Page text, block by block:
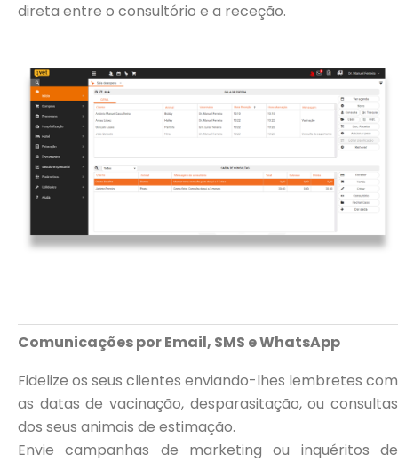
direta entre o consultório e a receção.
Comunicações por Email, SMS e WhatsApp
Fidelize os seus clientes enviando-lhes lembretes com
as datas de vacinação, desparasitação, ou consultas
dos seus animais de estimação.
Envie campanhas de marketing ou inquéritos de